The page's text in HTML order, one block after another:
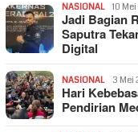
NASIONAL 10
Jadi Bagian
Saputra
Digital
NASIONAL 3 Mei
Hari
Pendirian